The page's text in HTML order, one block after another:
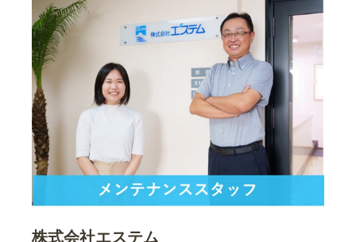
株式会社エステム